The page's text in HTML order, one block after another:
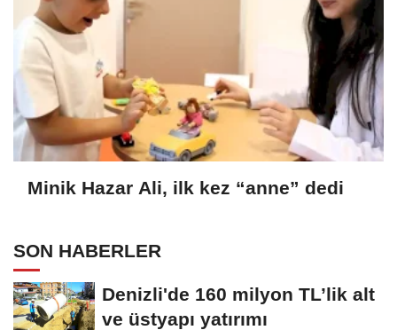
Minik Hazar Ali, ilk kez “anne” dedi
SON HABERLER
Denizli'de 160 milyon TL’lik alt
ve üstyapı yatırımı